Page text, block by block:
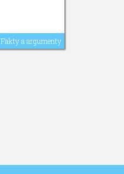
Fakty a argumenty